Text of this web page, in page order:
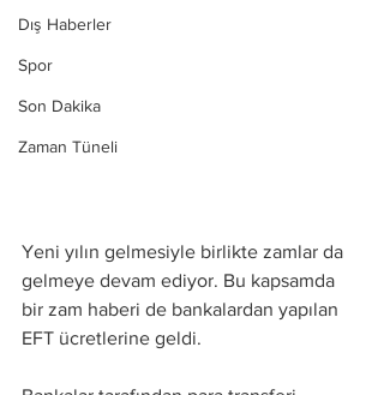
Dış Haberler
Spor
Son Dakika
Zaman Tüneli
Yeni yılın gelmesiyle birlikte zamlar da
gelmeye devam ediyor. Bu kapsamda
bir zam haberi de bankalardan yapılan
EFT ücretlerine geldi.